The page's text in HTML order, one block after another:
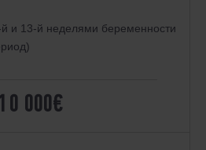
и 13-й неделями беременности
10 000€